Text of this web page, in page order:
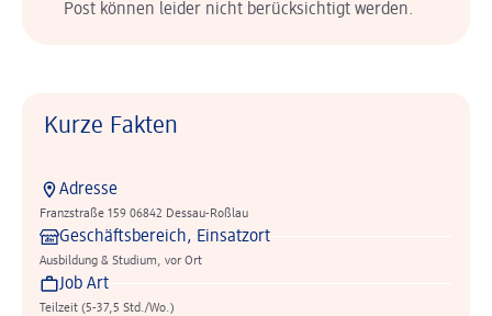
Post können leider nicht berücksichtigt werden.
Kurze Fakten
Adresse
Franzstraße 159 06842 Dessau-Roßlau
Geschäftsbereich, Einsatzort
Ausbildung & Studium, vor Ort
Job Art
Teilzeit (5-37,5 Std./Wo.)